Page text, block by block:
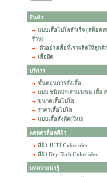
สินค้า
แบบเสื้อโปโลสำเร็จ (สต็อคห
ร้าน)
ตัวอย่างเสื้อที่เราผลิตให้ลูกค้า
เสื้อยืด
บริการ
ขั้นตอนการสั่งเสื้อ
แบบ ชนิดปก/สาบ/แขน เสื้อ
ขนาดเสื้อโปโล
ราคาเสื้อโปโล
แบบเสื้อสั่งตัด(ใหม่)
แคตตาล็อคสีผ้า
สีผ้า JUTI Color idex
สีผ้า Dry-Tech Color idex
บทความน่ารู้